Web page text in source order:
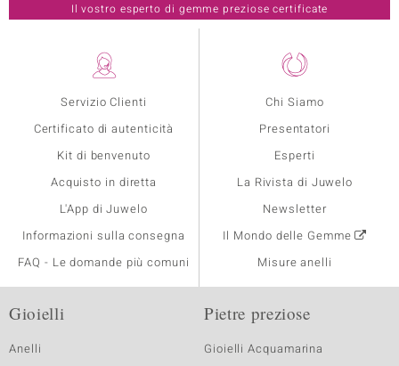
Servizio Clienti
Certificato di autenticità
Kit di benvenuto
Acquisto in diretta
L'App di Juwelo
Informazioni sulla consegna
FAQ - Le domande più comuni
Chi Siamo
Presentatori
Esperti
La Rivista di Juwelo
Newsletter
Il Mondo delle Gemme
Misure anelli
Il vostro esperto di gemme preziose certificate
Gioielli
Anelli
Pietre preziose
Gioielli Acquamarina